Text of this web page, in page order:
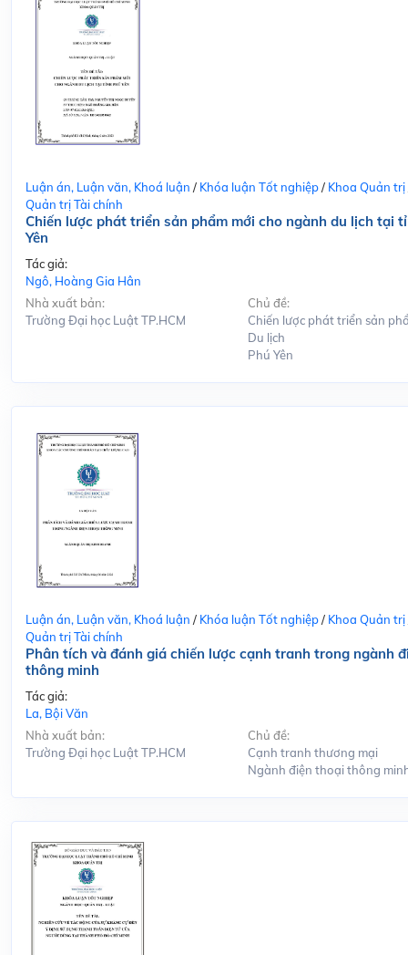
Luận án, Luận văn, Khoá luận / Khóa luận Tốt nghiệp/ Khoa Quản trị
Quản trị Tài chính
Chiến lược phát triển sản phẩm mới cho ngành du lịch tại
Yên
Tác giả:
Ngô, Hoàng Gia Hân
Nhà xuất bản:
Trường Đại học Luật TP.HCM
Chủ đề:
Chiến lược phát triển sản
Du lịch
Phú Yên
Luận án, Luận văn, Khoá luận / Khóa luận Tốt nghiệp/ Khoa Quản trị
Quản trị Tài chính
Phân tích và đánh giá chiến lược cạnh tranh trong ngành
thông minh
Tác giả:
La, Bội Văn
Nhà xuất bản:
Trường Đại học Luật TP.HCM
Chủ đề:
Cạnh tranh thương mại
Ngành điện thoại thông